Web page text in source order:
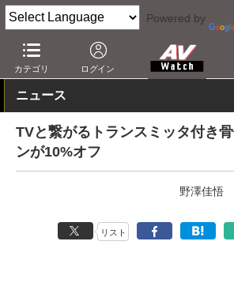
Powered by
カテゴリ ログイン
AV Watch 製品 ヘッドフォン その他
ニュース
TVと繋がるトランスミッタ付き
ンが10%オフ
野澤佳悟
リスト